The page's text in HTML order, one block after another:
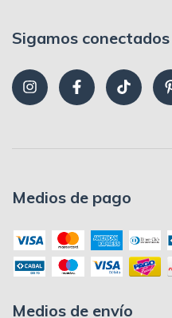
Sigamos conectados
Medios de pago
Medios de envío